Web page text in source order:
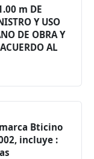
m DE
Y USO
DE OBRA Y
AL
Bticino
incluye :